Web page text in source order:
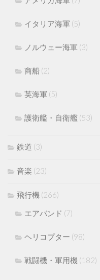
イタリア海軍 (5)
ノルウェー海軍 (3)
商船 (2)
英海軍 (5)
護衛艦・自衛艦 (53)
鉄道 (3)
音楽 (23)
飛行機 (266)
エアバンド (7)
ヘリコプター (98)
戦闘機・軍用機 (182)